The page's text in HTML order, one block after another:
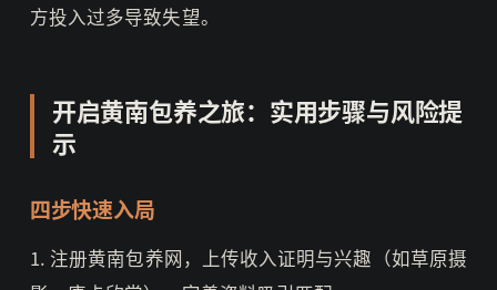
方投入过多导致失望。
开启黄南包养之旅：实用步骤与风险提
示
四步快速入局
1. 注册黄南包养网，上传收入证明与兴趣（如草原摄